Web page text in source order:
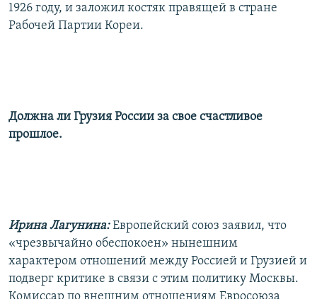
1926 году, и заложил костяк правящей в стране
Рабочей Партии Кореи.
Должна ли Грузия России за свое счастливое
прошлое.
Ирина Лагунина:Европейский союз заявил, что
«чрезвычайно обеспокоен» нынешним
характером отношений между Россией и Грузией и
подверг критике в связи с этим политику Москвы.